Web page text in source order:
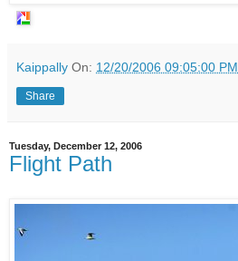
Kaippally On: 12/20/2006 09:05:00 PM
Share
Tuesday, December 12, 2006
Flight Path